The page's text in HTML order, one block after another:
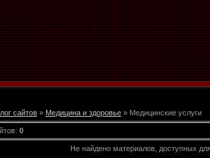
сайтов » Медицина и здоровье » Медицинские услуги
: 0
Не найдено материалов, доступных